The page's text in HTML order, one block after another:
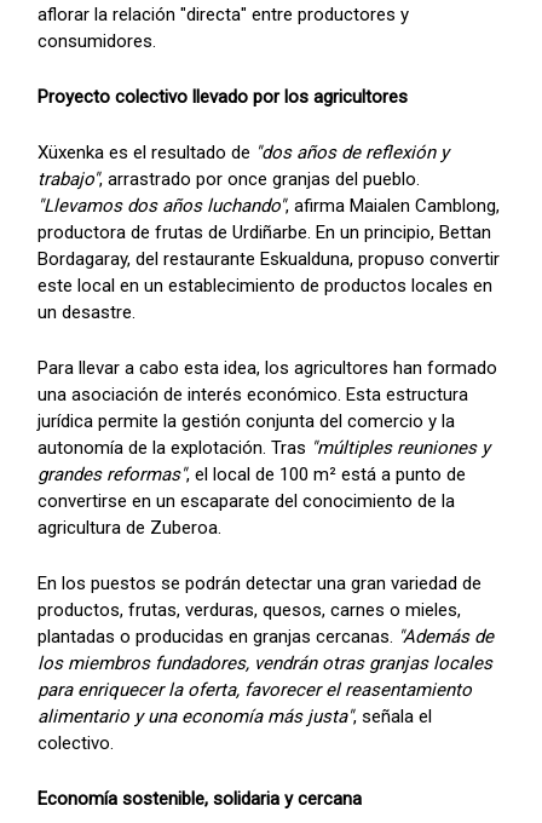
aflorar la relación "directa" entre productores y
consumidores.
Proyecto colectivo llevado por los agricultores
Xüxenka es el resultado de "dos años de reflexión y
trabajo", arrastrado por once granjas del pueblo.
"Llevamos dos años luchando", afirma Maialen Camblong,
productora de frutas de Urdiñarbe. En un principio, Bettan
Bordagaray, del restaurante Eskualduna, propuso convertir
este local en un establecimiento de productos locales en
un desastre.
Para llevar a cabo esta idea, los agricultores han formado
una asociación de interés económico. Esta estructura
jurídica permite la gestión conjunta del comercio y la
autonomía de la explotación. Tras "múltiples reuniones y
grandes reformas", el local de 100 m² está a punto de
convertirse en un escaparate del conocimiento de la
agricultura de Zuberoa.
En los puestos se podrán detectar una gran variedad de
productos, frutas, verduras, quesos, carnes o mieles,
plantadas o producidas en granjas cercanas. "Además de
los miembros fundadores, vendrán otras granjas locales
para enriquecer la oferta, favorecer el reasentamiento
alimentario y una economía más justa", señala el
colectivo.
Economía sostenible, solidaria y cercana